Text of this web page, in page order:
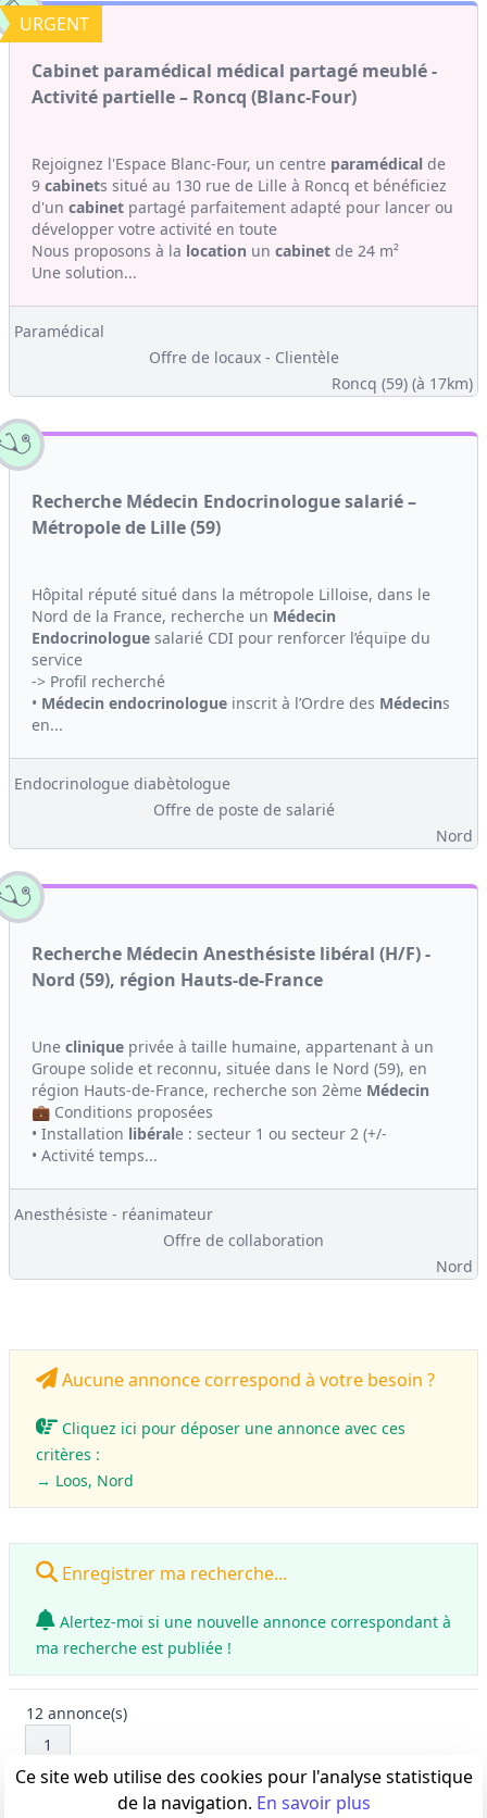
URGENT
Cabinet paramédical médical partagé meublé -
Activité partielle – Roncq (Blanc-Four)
Rejoignez l'Espace Blanc-Four, un centre paramédical de
9 cabinets situé au 130 rue de Lille à Roncq et bénéficiez
d'un cabinet partagé parfaitement adapté pour lancer ou
développer votre activité en toute
Nous proposons à la location un cabinet de 24 m²
Une solution...
Paramédical
Offre de locaux - Clientèle
Roncq (59) (à 17km)
Recherche Médecin Endocrinologue salarié –
Métropole de Lille (59)
Hôpital réputé situé dans la métropole Lilloise, dans le
Nord de la France, recherche un Médecin
Endocrinologue salarié CDI pour renforcer l’équipe du
service
-> Profil recherché
• Médecin endocrinologue inscrit à l’Ordre des Médecins
en...
Endocrinologue diabètologue
Offre de poste de salarié
Nord
Recherche Médecin Anesthésiste libéral (H/F) -
Nord (59), région Hauts-de-France
Une clinique privée à taille humaine, appartenant à un
Groupe solide et reconnu, située dans le Nord (59), en
région Hauts-de-France, recherche son 2ème Médecin
💼 Conditions proposées
• Installation libérale : secteur 1 ou secteur 2 (+/-
• Activité temps...
Anesthésiste - réanimateur
Offre de collaboration
Nord
Aucune annonce correspond à votre besoin ?
Cliquez ici pour déposer une annonce avec ces
critères :
→ Loos, Nord
Enregistrer ma recherche...
Alertez-moi si une nouvelle annonce correspondant à
ma recherche est publiée !
12 annonce(s)
1
Ce site web utilise des cookies pour l'analyse statistique
de la navigation. En savoir plus